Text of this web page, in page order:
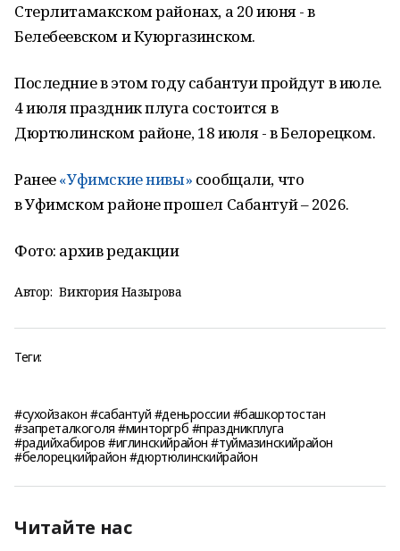
Стерлитамакском районах, а 20 июня - в
Белебеевском и Куюргазинском.
Последние в этом году сабантуи пройдут в июле.
4 июля праздник плуга состоится в
Дюртюлинском районе, 18 июля - в Белорецком.
Ранее«Уфимские нивы» сообщали, что
в Уфимском районе прошел Сабантуй – 2026.
Фото: архив редакции
Автор: Виктория Назырова
Теги:
#сухойзакон #сабантуй #деньроссии #башкортостан
#запреталкоголя #минторгрб #праздникплуга
#радийхабиров #иглинскийрайон #туймазинскийрайон
#белорецкийрайон #дюртюлинскийрайон
Читайте нас